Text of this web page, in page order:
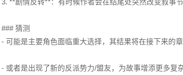
3. **剧情反转**：有时候作者会在结尾处突然改变叙事
### 猜测
- 可能是主要角色面临重大选择，其结果将在接下来的章
- 或者是出现了新的反派势力/盟友，为故事增添更多复杂